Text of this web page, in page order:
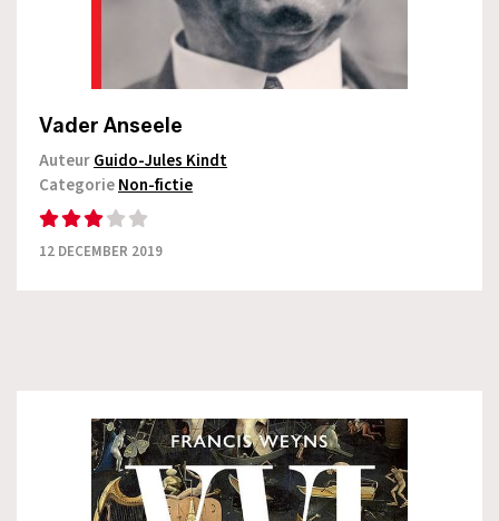
Vader Anseele
AuteurGuido-Jules Kindt
CategorieNon-fictie
12 DECEMBER 2019